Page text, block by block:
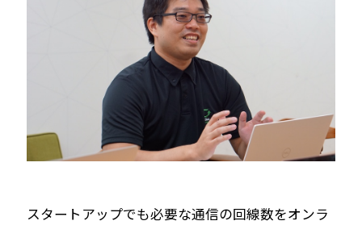
スタートアップでも必要な通信の回線数をオンラ